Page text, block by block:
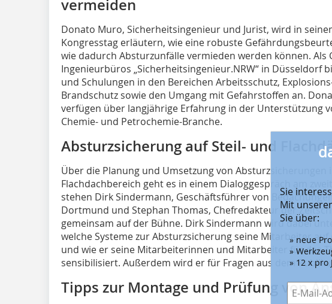
vermeiden
Donato Muro, Sicherheitsingenieur und Jurist, wird in
Kongresstag erläutern, wie eine robuste
wie dadurch Absturzunfälle vermieden werden können. Als
Ingenieurbüros „Sicherheitsingenieur.NRW“ in Düsseldorf
und Schulungen in den Bereichen Arbeitsschutz,
Brandschutz sowie den Umgang mit Gefahrstoffen an.
verfügen über langjährige Erfahrung in der Unterstützung
Chemie- und Petrochemie-Branche.
Absturzsicherung auf Steil- und
Über die Planung und Umsetzung von Absturzsicherungen
Flachdachbereich geht es in einem Dialoggespräch am
stehen Dirk Sindermann, Geschäftsführer von
Dortmund und Stephan Thomas, Chefredakteur der
gemeinsam auf der Bühne. Dirk Sindermann wird dabei
welche Systeme zur Absturzsicherung seine Mitarbeiter auf
und wie er seine Mitarbeiterinnen und Mitarbeiter für das
sensibilisiert. Außerdem wird er für Fragen aus dem
Tipps zur Montage und Prüfung von
Sie
Mit
Sie über:
» neue
»
» 12 x
Beispiele,